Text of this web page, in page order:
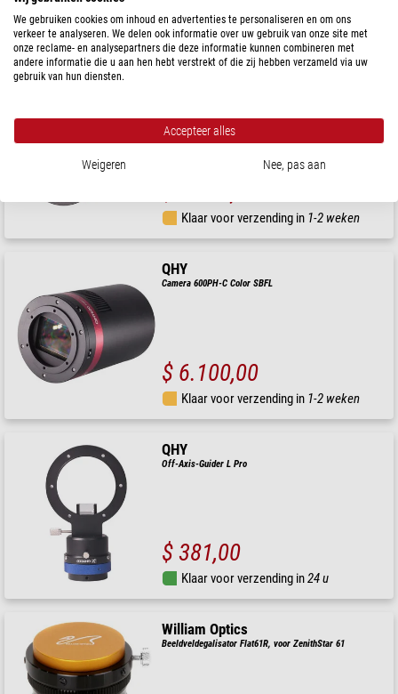
$ 1.270,00
Klaar voor verzending in 24 u
Klaar voor verzending in 1-2 weken
QHY
Camera 600PH-C Color SBFL
$ 6.100,00
Klaar voor verzending in 1-2 weken
QHY
Off-Axis-Guider L Pro
$ 381,00
Klaar voor verzending in24 u
William Optics
Beeldveldegalisator Flat61R, voor ZenithStar 61
We gebruiken cookies om inhoud en advertenties te personaliseren en om ons
verkeer te analyseren. We delen ook informatie over uw gebruik van onze site met
onze reclame- en analysepartners die deze informatie kunnen combineren met
andere informatie die u aan hen hebt verstrekt of die zij hebben verzameld via uw
gebruik van hun diensten.
Accepteer alles
Weigeren Nee, pas aan